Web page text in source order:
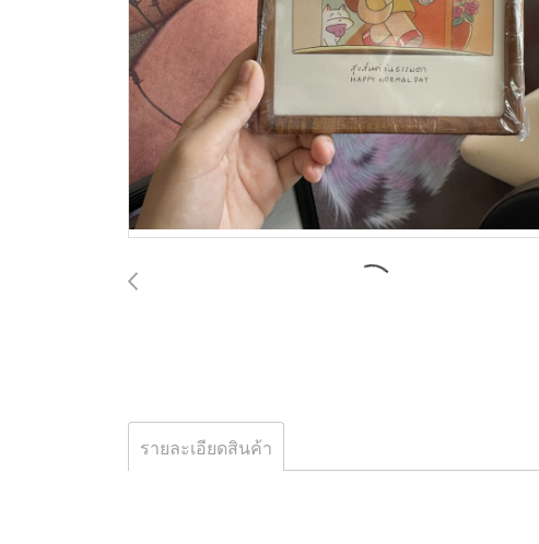
รายละเอียดสินค้า